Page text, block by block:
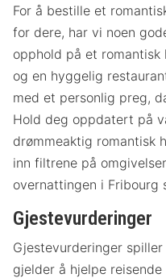
For å bestille et
for dere, har vi noen
opphold på et
og en hyggelig
med et personlig preg,
Hold deg oppdatert på
drømmeaktig romantisk
inn filtrene på
overnattingen i Fribourg
Gjestevurderinger
Gjestevurderinger
gjelder å hjelpe